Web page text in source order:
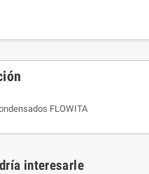
FLOWITA
interesarle